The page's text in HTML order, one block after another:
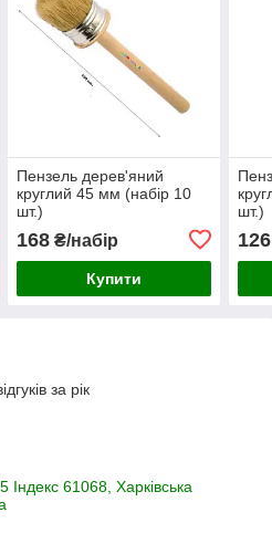
Пензель дерев'яний
круглий 45 мм (набір 10
шт.)
168₴/набір
Купити
шт.)
126
за рік
Індекс 61068, Харківська